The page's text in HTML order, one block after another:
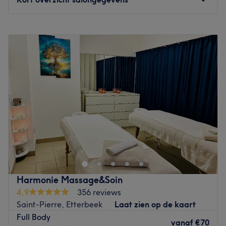
Dinsdag
20:00
Woensdag
10:00 –
20:00
Donderdag
20:00
Vrijdag
Découvrez Monsieur K-OSY, l'institut dédié aux hommes
et femmes situé en plein cœur de Bruxelles, à deux pas
de la Bourse.
Dans leurs locaux fraîchement rénovés, cette équipe de
professionnels, tant masculine que féminine, vous fera
découvrir une large gamme de produits et de soins.
Envie d'un moment de détente et de relaxation ? Leurs
masseurs sont également à votre disposition. Laissez-vous
tenter, ils n'attendent plus que vous !
Harmonie Massage&Soin
4,9
356 reviews
Saint-Pierre, Etterbeek
Laat zien op de kaart
Full Body
vanaf €70